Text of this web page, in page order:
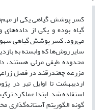
کسر پوشش گیاهی یکی از
گیاه بوده و یکی از
می‌رود. کسر پوشش گیاهی
سایر روش‌ها که وابسته به
محدوده طیفی مرئی ‏هستند،
استفاده شد. ابتدا عملکرد
گونه الگوریتم